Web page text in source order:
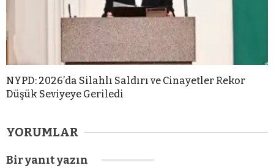
NYPD: 2026’da Silahlı Saldırı ve Cinayetler Rekor
Düşük Seviyeye Geriledi
YORUMLAR
Bir yanıt yazın